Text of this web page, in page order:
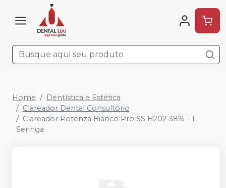
Home
Dentística e Estética
Clareador Dental Consultório
Clareador Potenza Bianco Pro SS H202 38% - 1
Seringa